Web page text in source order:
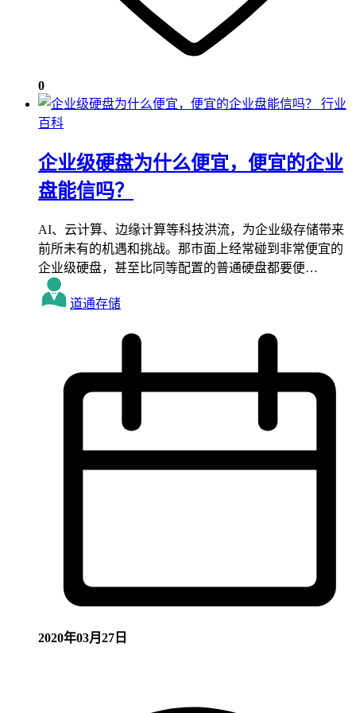
0
行业
百科
企业级硬盘为什么便宜，便宜的企业
盘能信吗？
AI、云计算、边缘计算等科技洪流，为企业级存储带来
前所未有的机遇和挑战。那市面上经常碰到非常便宜的
企业级硬盘，甚至比同等配置的普通硬盘都要便…
道通存储
2020年03月27日